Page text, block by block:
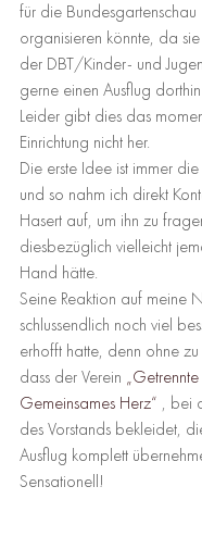
für die
organisieren könnte, da
der DBT/Kinder- und
gerne einen Ausflug
Leider gibt dies das
Einrichtung nicht her.
Die erste Idee ist immer
und so nahm ich direkt
Hasert auf, um ihn zu
diesbezüglich vielleicht
Hand hätte.
Seine Reaktion auf meine
schlussendlich noch viel
erhofft hatte, denn ohne
dass der Verein „Getrennte
Gemeinsames Herz“ , bei
des Vorstands bekleidet,
Ausflug komplett
Sensationell!